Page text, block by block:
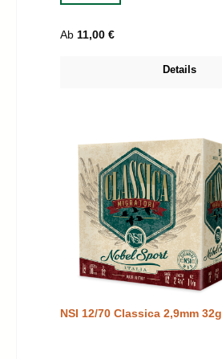
Regulärer Preis:
Ab 11,00 €
Details
NSI 12/70 Classica 2,9mm 32g